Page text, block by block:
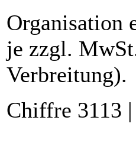
Organisation
je zzgl.
Verbreitung).
Chiffre 3113